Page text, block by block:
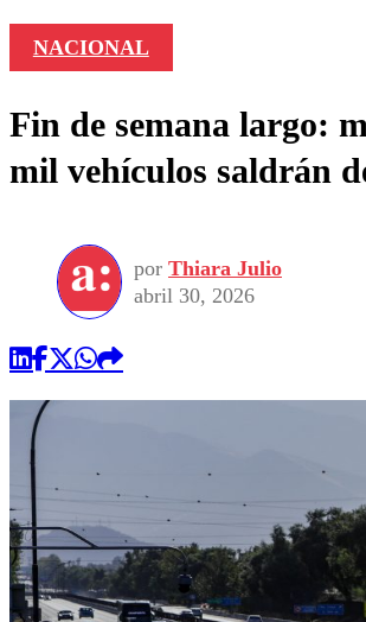
NACIONAL
Fin de semana largo:
mil vehículos saldrán
por Thiara Julio
abril 30, 2026